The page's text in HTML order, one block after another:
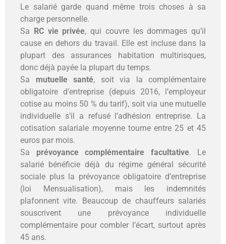
Le salarié garde quand même trois choses à sa
charge personnelle.
Sa RC vie privée, qui couvre les dommages qu’il
cause en dehors du travail. Elle est incluse dans la
plupart des assurances habitation multirisques,
donc déjà payée la plupart du temps.
Sa mutuelle santé, soit via la complémentaire
obligatoire d’entreprise (depuis 2016, l’employeur
cotise au moins 50 % du tarif), soit via une mutuelle
individuelle s’il a refusé l’adhésion entreprise. La
cotisation salariale moyenne tourne entre 25 et 45
euros par mois.
Sa prévoyance complémentaire facultative. Le
salarié bénéficie déjà du régime général sécurité
sociale plus la prévoyance obligatoire d’entreprise
(loi Mensualisation), mais les indemnités
plafonnent vite. Beaucoup de chauffeurs salariés
souscrivent une prévoyance individuelle
complémentaire pour combler l’écart, surtout après
45 ans.